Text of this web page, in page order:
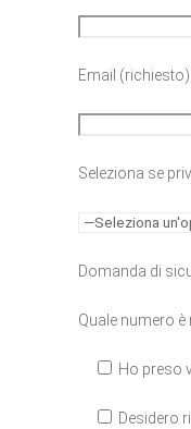
Email (richiesto)
Seleziona se
Domanda di
Quale numero è
Ho preso
Desidero